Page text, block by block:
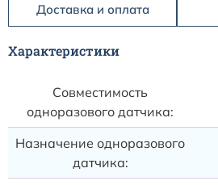
Доставка и оплата
Характеристики
Совместимость
одноразового датчика:
Назначение одноразового
датчика: